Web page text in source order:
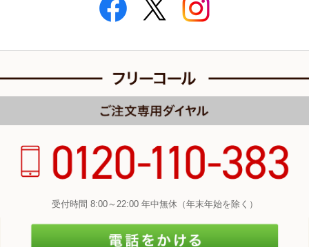
受付時間 8:00～22:00 年中無休（年末年始を除く）